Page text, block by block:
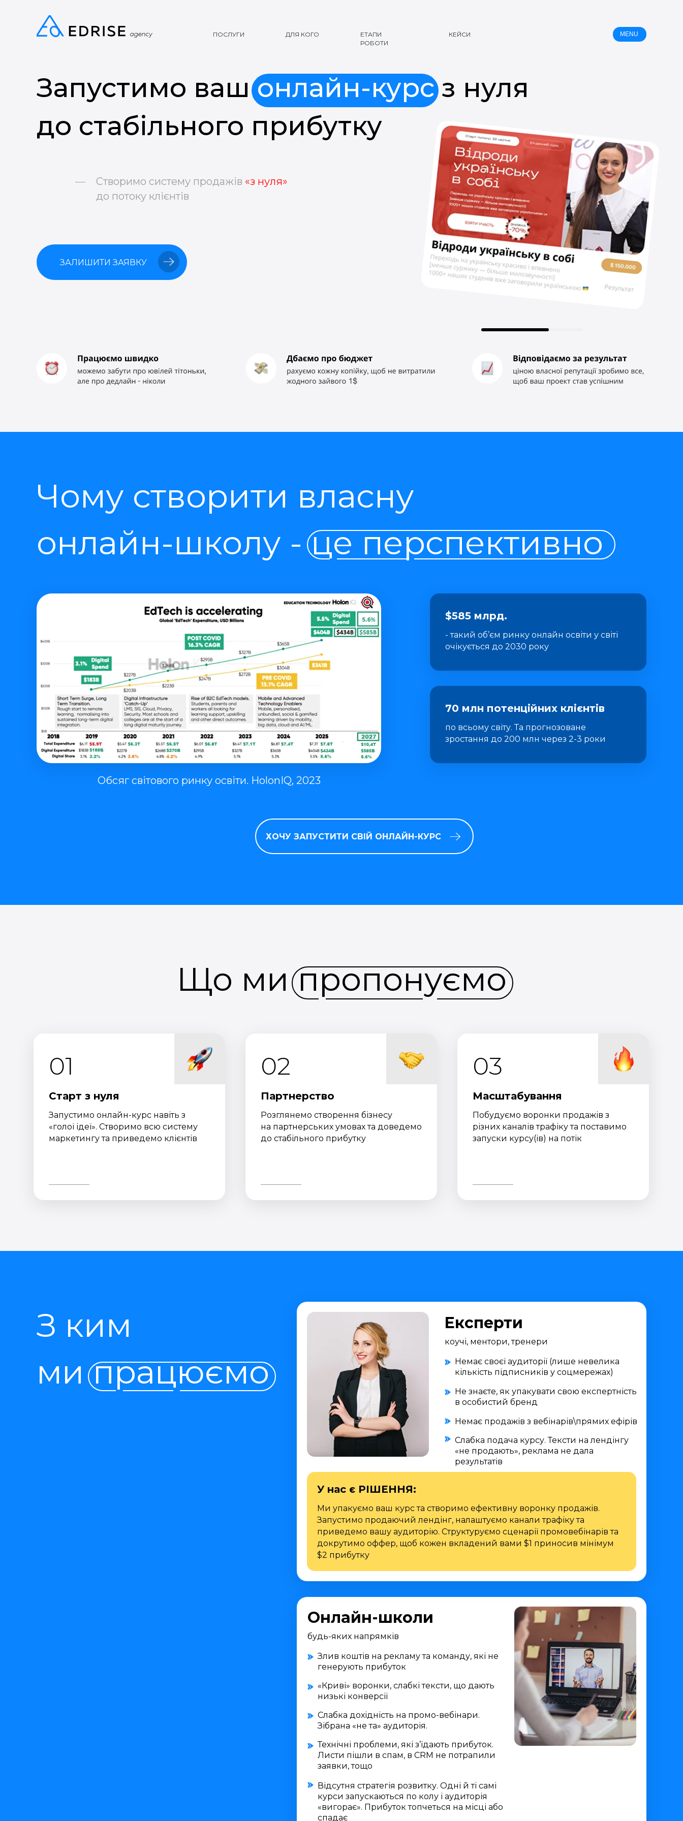
MENU
Запустимо вашонлайн-курсз нуля
до стабільного прибутку
Створимо систему продажів «з нуля»
до потоку клієнтів
ПОСЛУГИ ДЛЯ КОГО КЕЙСИ
ЕТАПИ
РОБОТИ
ЗАЛИШИТИ ЗАЯВКУ
Чому створити власну
онлайн-школу - це перспективно
$585 млрд.
Обсяг світового ринку освіти. HolonIQ, 2023
- такий об’єм ринку онлайн освіти у світі
очікується до 2030 року
70 млн потенційних клієнтів
по всьому світу. Та прогнозоване
зростання до 200 млн через 2-3 роки
ХОЧУ ЗАПУСТИТИ СВІЙ ОНЛАЙН-КУРС
Старт з нуля Партнерство Масштабування
01 02 03
Запустимо онлайн-курс навіть з
«голої ідеї». Створимо всю систему
маркетингу та приведемо клієнтів
Розглянемо створення бізнесу
на партнерських умовах та доведемо
до стабільного прибутку
Побудуємо воронки продажів з
різних каналів трафіку та поставимо
запуски курсу(ів) на потік
Що ми пропонуємо
З ким
ми працюємо
Онлайн-школи
будь-яких напрямків
Злив коштів на рекламу та команду, які не
генерують прибуток
«Криві» воронки, слабкі тексти, що дають
низькі конверсії
Слабка дохідність на промо-вебінари.
Зібрана «не та» аудиторія.
Технічні проблеми, які з’їдають прибуток.
Листи пішли в спам, в CRM не потрапили
заявки, тощо
Відсутня стратегія розвитку. Одні й ті самі
курси запускаються по колу і аудиторія
«вигорає». Прибуток топчеться на місці або
спадає
Експерти
коучі, ментори, тренери
У нас є РІШЕННЯ:
Ми упакуємо ваш курс та створимо ефективну воронку продажів.
Запустимо продаючий лендінг, налаштуємо канали трафіку та
приведемо вашу аудиторію. Структуруємо сценарії промовебінарів та
докрутимо оффер, щоб кожен вкладений вами $1 приносив мінімум
$2 прибутку
Немає своєї аудиторії (лише невелика
кількість підписників у соцмережах)
Не знаєте, як упакувати свою експертність
в особистий бренд
Немає продажів з вебінарів\прямих ефірів
Слабка подача курсу. Тексти на лендінгу
«не продають», реклама не дала
результатів